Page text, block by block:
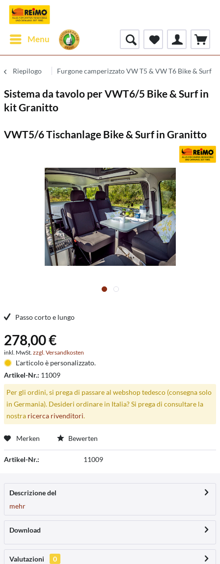
Menu
Riepilogo Furgone camperizzato VW T5 & VW T6 Bike & Surf
Sistema da tavolo per VWT6/5 Bike & Surf in
kit Granitto
VWT5/6 Tischanlage Bike & Surf in Granitto
Passo corto e lungo
278,00 €
inkl. MwSt. zzgl. Versandkosten
L'articolo è personalizzato.
Artikel-Nr.: 11009
Per gli ordini, si prega di passare al webshop tedesco (consegna solo
in Germania). Desideri ordinare in Italia? Si prega di consultare la
nostra ricerca rivenditori.
Merken Bewerten
Artikel-Nr.: 11009
Descrizione del
mehr
Download
Valutazioni
0